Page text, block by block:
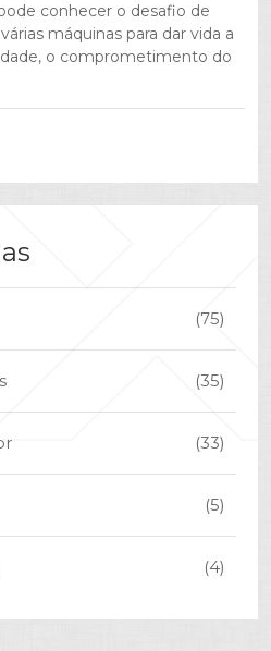
conhecer o desafio de
máquinas para dar vida a
o comprometimento do
(75)
(35)
(33)
(5)
(4)